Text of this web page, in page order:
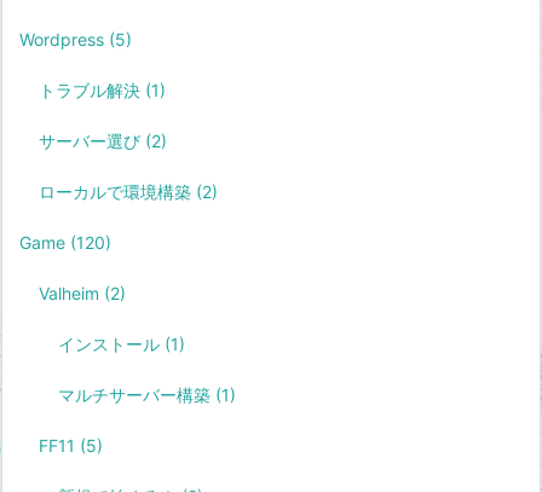
Wordpress (5)
トラブル解決 (1)
サーバー選び (2)
ローカルで環境構築 (2)
Game (120)
Valheim (2)
インストール (1)
マルチサーバー構築 (1)
FF11 (5)